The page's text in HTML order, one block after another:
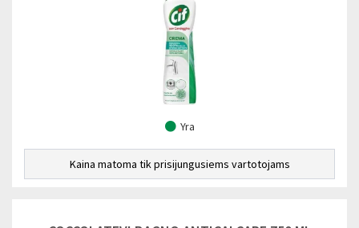
Yra
Kaina matoma tik prisijungusiems vartotojams